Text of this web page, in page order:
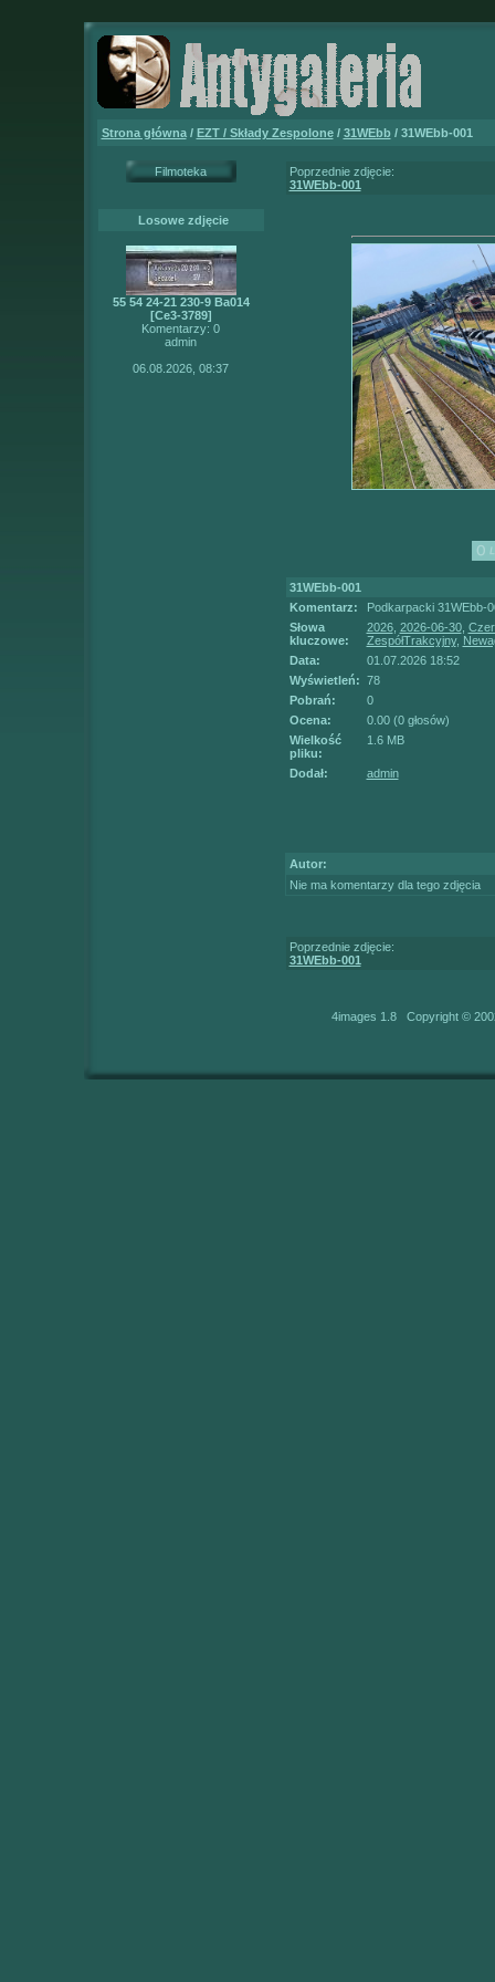
Strona główna/ EZT / Składy Zespolone/ 31WEbb / 31WEbb-001
Filmoteka
Losowe zdjęcie
55 54 24-21 230-9 Ba014
[Ce3-3789]
Komentarzy: 0
admin
06.08.2026, 08:37
Poprzednie zdjęcie:
31WEbb-001
31WEbb-001
Komentarz:
Podkarpacki 31WEbb-
Słowa
kluczowe:
2026, 2026-06-30,
ZespółTrakcyjny,
Data:
01.07.2026 18:52
Wyświetleń: 78
Pobrań:
0
Ocena:
0.00 (0 głosów)
Wielkość
pliku:
1.6 MB
Dodał: admin
Autor:
Nie ma komentarzy dla tego zdjęcia
Poprzednie zdjęcie:
31WEbb-001
4images 1.8 Copyright ©